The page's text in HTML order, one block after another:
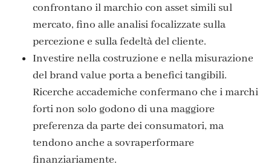
confrontano il marchio con asset simili sul
mercato, fino alle analisi focalizzate sulla
percezione e sulla fedeltà del cliente.
Investire nella costruzione e nella misurazione
del brand value porta a benefici tangibili.
Ricerche accademiche confermano che i marchi
forti non solo godono di una maggiore
preferenza da parte dei consumatori, ma
tendono anche a sovraperformare
finanziariamente.